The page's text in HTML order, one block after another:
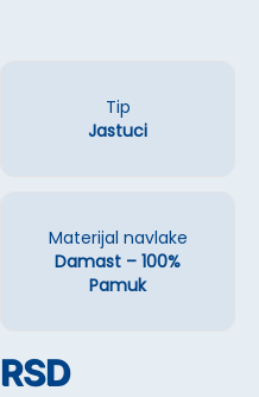
Tip
Jastuci
Materijal navlake
Damast – 100%
Pamuk
RSD